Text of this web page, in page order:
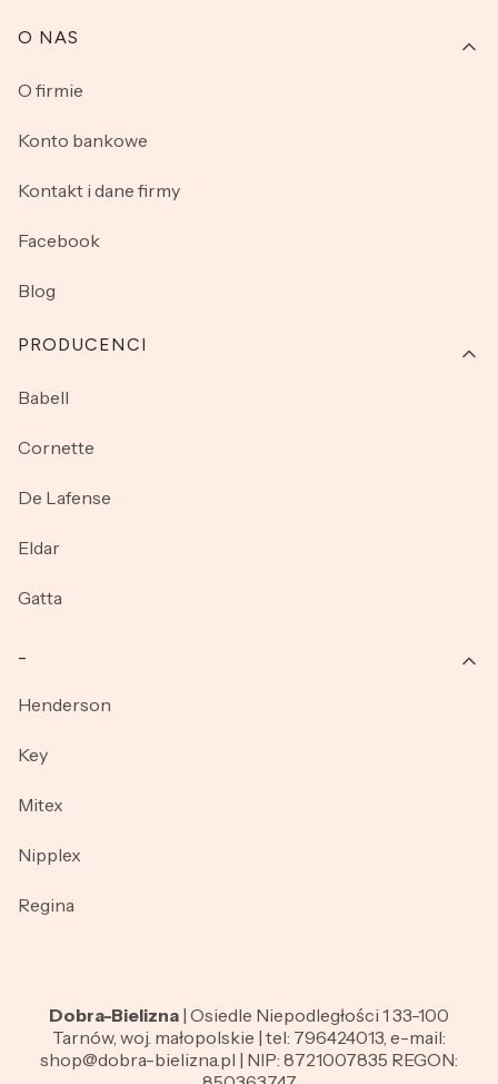
O NAS
O firmie
Konto bankowe
Kontakt i dane firmy
Facebook
Blog
PRODUCENCI
Babell
Cornette
De Lafense
Eldar
Gatta
Henderson
Key
Mitex
Nipplex
Regina
Dobra-Bielizna | Osiedle Niepodległości 1 33-100
Tarnów, woj. małopolskie | tel: 796424013, e-mail:
shop@dobra-bielizna.pl | NIP: 8721007835 REGON: